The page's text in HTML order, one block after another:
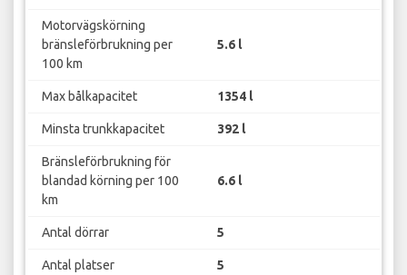
Motorvägskörning
bränsleförbrukning per
100 km
5.6 l
Max bålkapacitet 1354 l
Minsta trunkkapacitet 392 l
Bränsleförbrukning för
blandad körning per 100
km
6.6 l
Antal dörrar 5
Antal platser 5